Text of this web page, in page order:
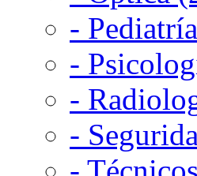
-
-
-
-